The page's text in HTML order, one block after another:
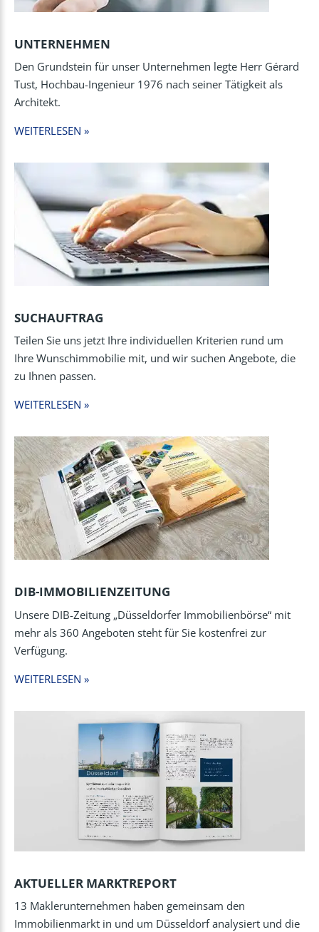
UNTERNEHMEN
Den Grundstein für unser Unternehmen legte Herr Gérard
Tust, Hochbau-Ingenieur 1976 nach seiner Tätigkeit als
Architekt.
WEITERLESEN »
SUCHAUFTRAG
Teilen Sie uns jetzt Ihre individuellen Kriterien rund um
Ihre Wunschimmobilie mit, und wir suchen Angebote, die
zu Ihnen passen.
WEITERLESEN »
DIB-IMMOBILIENZEITUNG
Unsere DIB-Zeitung „Düsseldorfer Immobilienbörse“ mit
mehr als 360 Angeboten steht für Sie kostenfrei zur
Verfügung.
WEITERLESEN »
AKTUELLER MARKTREPORT
13 Maklerunternehmen haben gemeinsam den
Immobilienmarkt in und um Düsseldorf analysiert und die